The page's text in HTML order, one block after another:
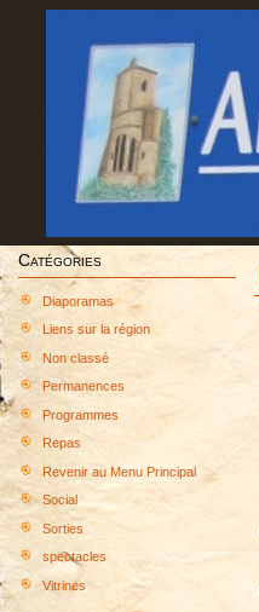
Catégories
Diaporamas
Liens sur la région
Non classé
Permanences
Programmes
Repas
Revenir au Menu Principal
Social
Sorties
spectacles
Vitrines